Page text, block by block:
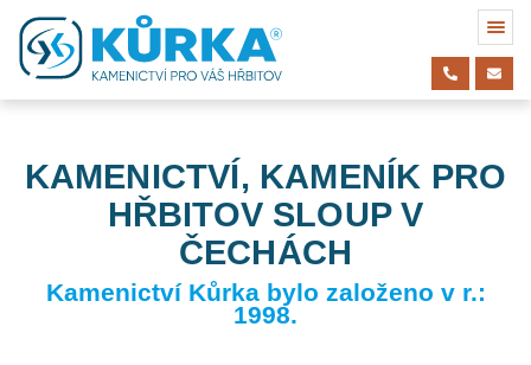
KAMENICTVÍ, KAMENÍK PRO
HŘBITOV SLOUP V
ČECHÁCH
Kamenictví Kůrka bylo založeno v r.:
1998.